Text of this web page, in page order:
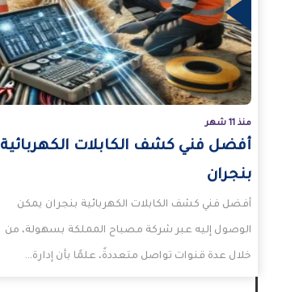
منذ 11 شهر
أفضل فني كشف الكابلات الكهربائية
بنجران
أفضل فني كشف الكابلات الكهربائية بنجران يمكن
الوصول إليه عبر شركة مصباح المملكة بسهولة، من
خلال عدة قنوات تواصل متعددةً، علمًا بأن إدارة…